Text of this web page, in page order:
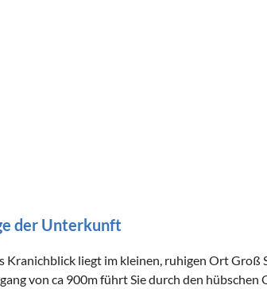
der Unterkunft
Kranichblick liegt im kleinen, ruhigen Ort
von ca 900m führt Sie durch den